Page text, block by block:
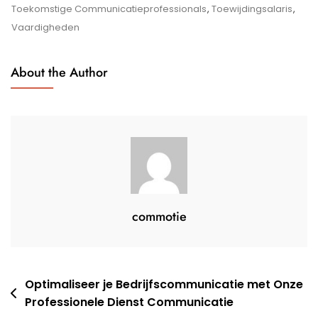
In
Toekomstige Communicatieprofessionals, Toewijdingsalaris,
Vaardigheden
About the Author
commotie
Berichtnavigatie
Optimaliseer je Bedrijfscommunicatie met Onze
Professionele Dienst Communicatie